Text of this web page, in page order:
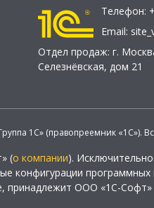
Телефон:
Email:
Отдел продаж: г.
Селезнёвская, дом 21
1С» (правопреемник «1С»).
(о компании).
конфигурации
принадлежит ООО «1С-